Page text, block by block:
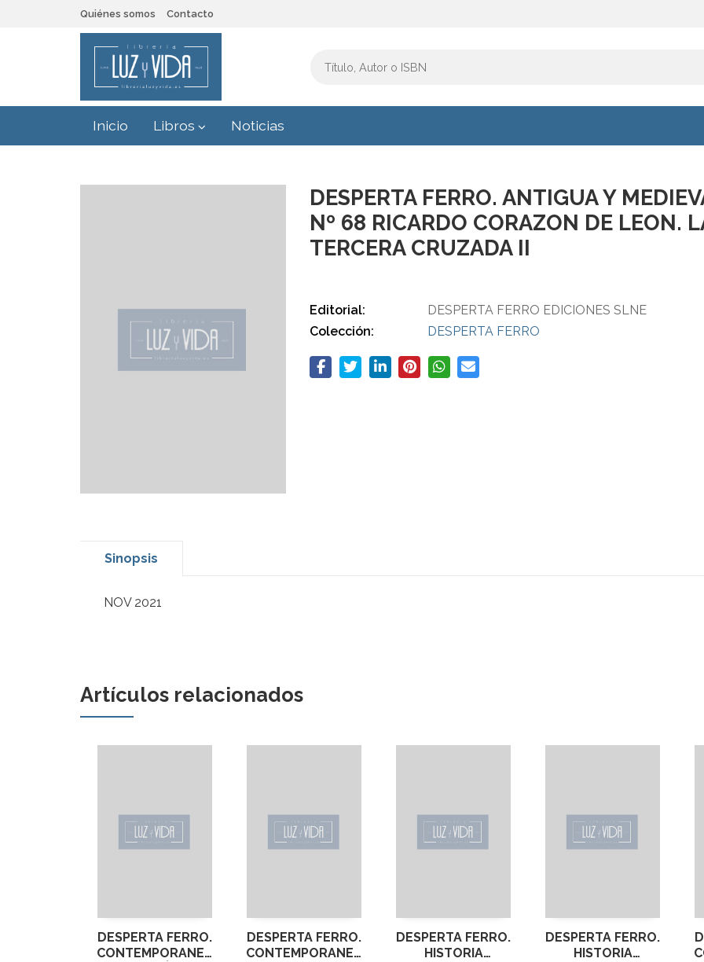
Quiénes somos Contacto
Inicio Libros Noticias
DESPERTA FERRO. ANTIGUA Y
Nº 68 RICARDO CORAZON DE LEON.
TERCERA CRUZADA II
Editorial:
DESPERTA FERRO EDICIONES SLNE
Colección:
DESPERTA FERRO
Sinopsis
NOV 2021
Artículos relacionados
DESPERTA FERRO.
CONTEMPORANEA
DESPERTA FERRO.
CONTEMPORANEA
DESPERTA FERRO.
HISTORIA
DESPERTA FERRO.
HISTORIA